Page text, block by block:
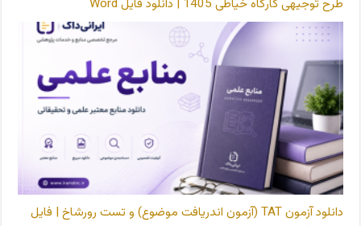
طرح توجیهی کارگاه خیاطی 1405 | دانلود فایل Word
دانلود آزمون TAT (آزمون اندریافت موضوع) و تست رورشاخ | فایل